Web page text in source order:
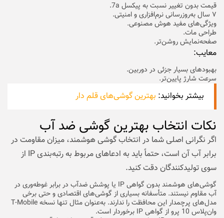
قیمت بدون تغییر نسبت به پیکسل 7a.
۷ سال به‌روزرسانی نرم‌افزاری و امنیتی.
ویژگی‌های مفید هوش مصنوعی.
طراحی مات.
صفحه‌نمایش روشن‌تر.
معایب:
بهبودهای بسیار جزئی در دوربین.
سرعت شارژ پایین‌تر.
بیشتر بخوانید: بهترین گوشی‌های قلم دار
نکات انتخاب بهترین گوشی ضد آب
اگر نگرانی اصلی شما در انتخاب گوشی هوشمند، میزان مقاومت در
برابر آب آن است، حتماً باید به ادعاهای مربوط به رتبه‌بندی IP از
سوی تولیدکنندگان دقت کنید.
گوشی‌های هوشمند بدون گواهی IP یا پوشش ضدآب در برابر غوطه‌وری در
آب مقاوم نیستند. متأسفانه بسیاری از گوشی‌های اقتصادی و حتی برخی
مدل‌های پرچمدار این محافظت را ندارند. به‌عنوان مثال تنها نسخه T-Mobile
وان‌پلاس 10 پرو از گواهی IP برخوردار است.